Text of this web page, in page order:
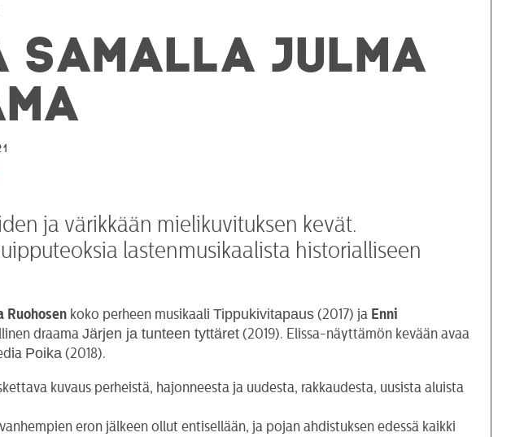
samalla julma
ja värikkään mielikuvituksen kevät.
lastenmusikaalista historialliseen
Ruohosen koko perheen musikaaliTippukivitapaus (2017) ja Enni
draamaJärjen ja tunteen tyttäret (2019). Elissa-näyttämön kevään avaa
Poika (2018).
kuvaus perheistä, hajonneesta ja uudesta, rakkaudesta, uusista aluista
eron jälkeen ollut entisellään, ja pojan ahdistuksen edessä kaikki